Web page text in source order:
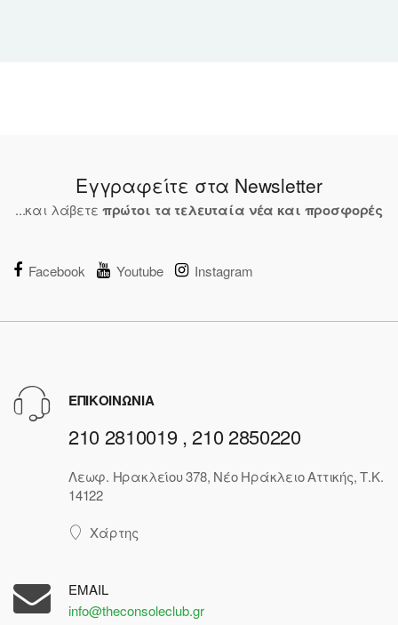
Εγγραφείτε στα Newsletter
...και λάβετε πρώτοι τα τελευταία νέα και προσφορές
Facebook Youtube Instagram
ΕΠΙΚΟΙΝΩΝΙΑ
210 2810019 , 210 2850220
Λεωφ. Ηρακλείου 378, Νέο Ηράκλειο Αττικής, Τ.Κ.
14122
Χάρτης
EMAIL
info@theconsoleclub.gr